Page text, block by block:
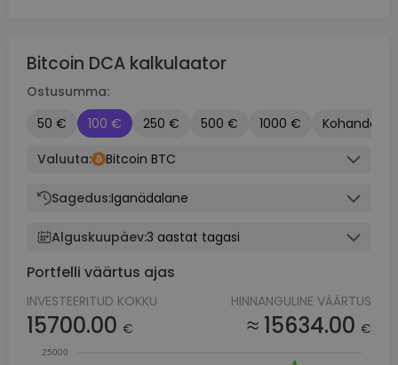
Bitcoin DCA kalkulaator
Ostusumma:
50 €
100 € 250 € 500 € 1000 €
Kohandatud
Valuuta:
Bitcoin BTC
Sagedus:Iganädalane
Alguskuupäev:3 aastat tagasi
Portfelli väärtus ajas
INVESTEERITUD KOKKU
15700.00 €
HINNANGULINE VÄÄRTUS
≈ 15634.00 €
25000